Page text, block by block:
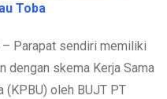
Toba
– Parapat sendiri memiliki
dengan skema Kerja Sama
(KPBU) oleh BUJT PT